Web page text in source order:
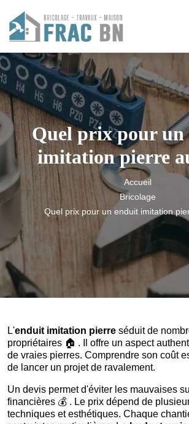
Quel prix pour
imitation pierre
Accueil
Bricolage
Quel prix pour un enduit imitation
L'enduit imitation pierre séduit de
propriétaires 🏠 . Il offre un aspect
de vraies pierres. Comprendre son coût
de lancer un projet de ravalement.
Un devis permet d'éviter les mauvaises
financières 💰 . Le prix dépend de
techniques et esthétiques. Chaque